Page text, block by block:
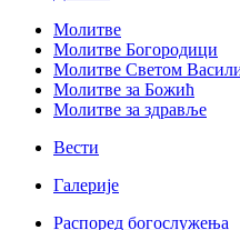
Молитве
Молитве Богородици
Молитве Светом
Молитве за Божић
Молитве за здравље
Вести
Галерије
Распоред богослужења